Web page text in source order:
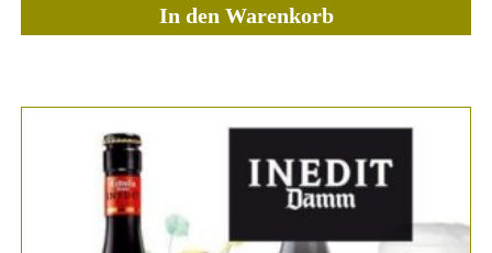
In den Warenkorb